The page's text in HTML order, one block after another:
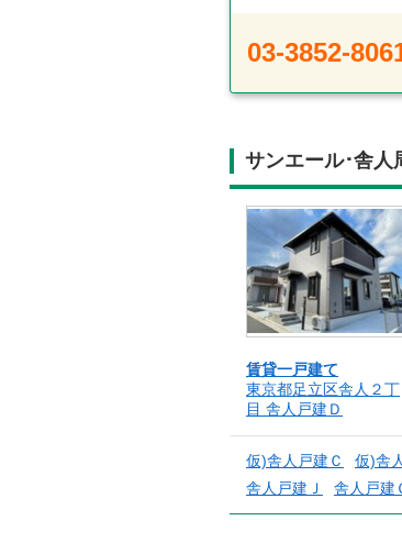
03-3852-
サンエール･舎人
賃貸一戸建て
東京都足立区舎人２丁
目 舎人戸建Ｄ
仮)舎人戸建Ｃ 仮)舎
舎人戸建Ｊ
舎人戸建